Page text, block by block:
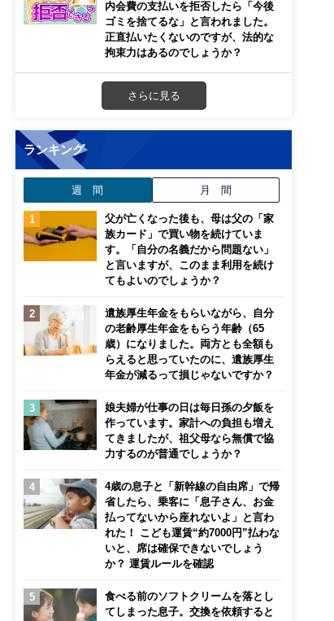
内会費の支払いを拒否したら「今後
ゴミを捨てるな」と言われました。
正直払いたくないのですが、法的な
拘束力はあるのでしょうか？
さらに見る
ランキング
週 間 月 間
父が亡くなった後も、母は父の「家
族カード」で買い物を続けていま
す。「自分の名義だから問題ない」
と言いますが、このまま利用を続け
てもよいのでしょうか？
遺族厚生年金をもらいながら、自分
の老齢厚生年金をもらう年齢（65
歳）になりました。両方とも全額も
らえると思っていたのに、遺族厚生
年金が減るって損じゃないですか？
娘夫婦が仕事の日は毎日孫の夕飯を
作っています。家計への負担も増え
てきましたが、祖父母なら無償で協
力するのが普通でしょうか？
4歳の息子と「新幹線の自由席」で帰
省したら、乗客に「息子さん、お金
払ってないから座れないよ」と言わ
れた！ こども運賃“約7000円”払わな
いと、席は確保できないでしょう
か？ 運賃ルールを確認
食べる前のソフトクリームを落とし
てしまった息子。交換を依頼すると